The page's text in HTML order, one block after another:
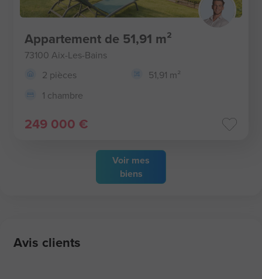
Voir mes
biens
Appartement de 51,91 m²
73100 Aix-Les-Bains
2 pièces
51,91 m²
1 chambre
249 000 €
Avis clients